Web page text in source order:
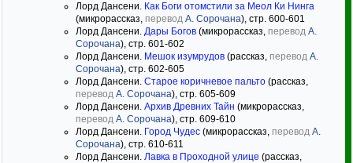
Лорд Дансени. Как Боги отомстили за Меол Ки Нинга
(микрорассказ, перевод А. Сорочана), стр. 600-601
Лорд Дансени. Дары Богов (микрорассказ, перевод А.
Сорочана), стр. 601-602
Лорд Дансени. Мешок изумрудов (рассказ, перевод А.
Сорочана), стр. 602-605
Лорд Дансени. Старое коричневое пальто (рассказ,
перевод А. Сорочана), стр. 605-609
Лорд Дансени. Архив Древних Тайн (микрорассказ,
перевод А. Сорочана), стр. 609-610
Лорд Дансени. Город Чудес (микрорассказ, перевод А.
Сорочана), стр. 610-611
Лорд Дансени. Лавка в Проходной улице (рассказ,